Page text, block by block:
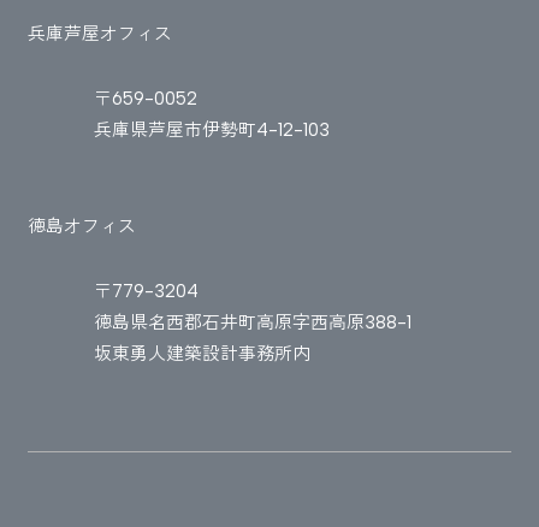
兵庫芦屋オフィス
〒659-0052
兵庫県芦屋市伊勢町4-12-103
徳島オフィス
〒779-3204
徳島県名西郡石井町高原字西高原388-1
坂東勇人建築設計事務所内